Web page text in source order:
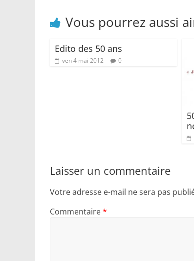
Vous pourrez aussi
Edito des 50 ans
ven 4 mai 2012 0
Laisser un commentaire
Votre adresse e-mail ne sera pas
Commentaire*